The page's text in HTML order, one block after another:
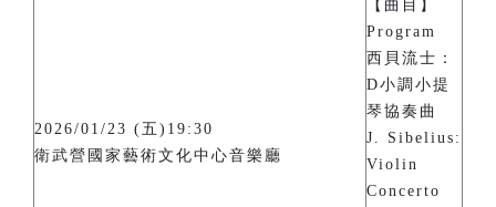
2026/01/23 (五)19:30
衛武營國家藝術文化中心音樂廳
【曲目】
Program
西貝流士：
D小調小提
琴協奏曲
J. Sibelius:
Violin
Concerto